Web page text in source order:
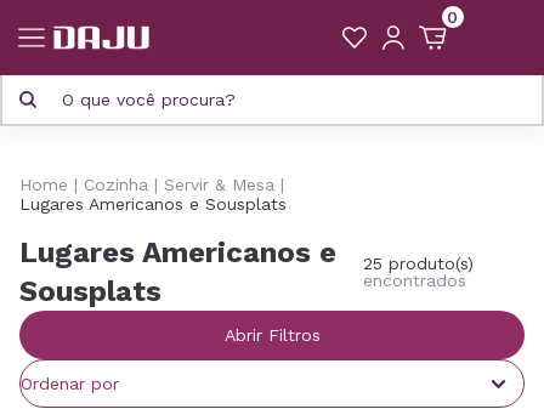
0
Home Cozinha
Servir & Mesa
Lugares Americanos e Sousplats
Lugares Americanos e
Sousplats
25 produto(s)
encontrados
Abrir Filtros